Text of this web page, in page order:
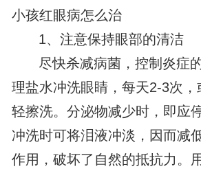
小孩红眼病怎么治
1、注意保持眼部的清洁
尽快杀减病菌，控制炎症
理盐水冲洗眼睛，每天2-3次
轻擦洗。分泌物减少时，即应
冲洗时可将泪液冲淡，因而减
作用，破坏了自然的抵抗力。